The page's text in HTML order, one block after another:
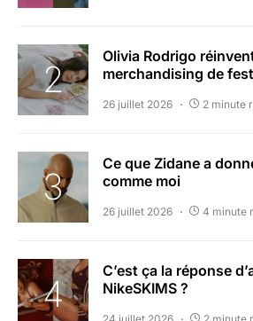
Olivia Rodrigo
merchandising de
26 juillet 2026 2 minute
Ce que Zidane a
comme moi
26 juillet 2026 4 minute
C’est ça la réponse
NikeSKIMS ?